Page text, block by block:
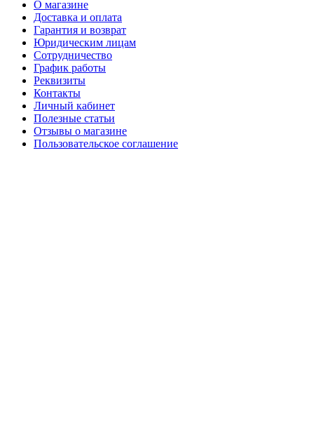
О магазине
Доставка и оплата
Гарантия и возврат
Юридическим лицам
Сотрудничество
График работы
Реквизиты
Контакты
Личный кабинет
Полезные статьи
Отзывы о магазине
Пользовательское соглашение